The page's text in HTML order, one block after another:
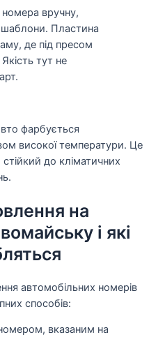
вручну,
Пластина
де під пресом
тут не
фарбується
високої температури. Це
до кліматичних
на
і які
автомобільних номерів
способів:
вказаним на